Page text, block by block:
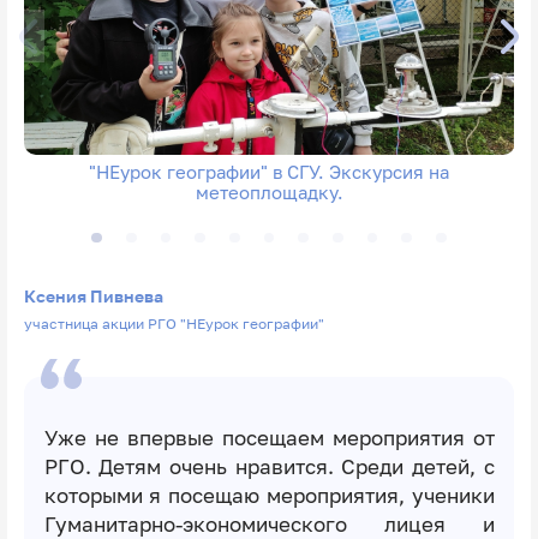
"НЕурок географии" в СГУ. Экскурсия на
метеоплощадку.
Ксения Пивнева
участница акции РГО "НЕурок географии"
Уже не впервые посещаем мероприятия от
РГО. Детям очень нравится. Среди детей, с
которыми я посещаю мероприятия, ученики
Гуманитарно-экономического лицея и